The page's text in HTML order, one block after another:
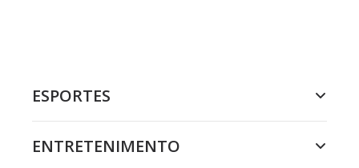
ESPORTES
ENTRETENIMENTO